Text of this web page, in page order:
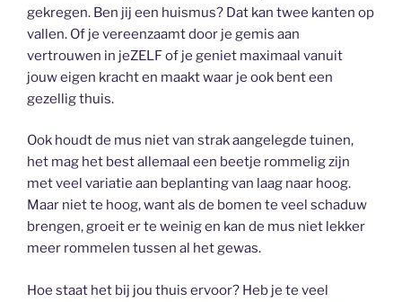
gekregen. Ben jij een huismus? Dat kan twee kanten op
vallen. Of je vereenzaamt door je gemis aan
vertrouwen in jeZELF of je geniet maximaal vanuit
jouw eigen kracht en maakt waar je ook bent een
gezellig thuis.
Ook houdt de mus niet van strak aangelegde tuinen,
het mag het best allemaal een beetje rommelig zijn
met veel variatie aan beplanting van laag naar hoog.
Maar niet te hoog, want als de bomen te veel schaduw
brengen, groeit er te weinig en kan de mus niet lekker
meer rommelen tussen al het gewas.
Hoe staat het bij jou thuis ervoor? Heb je te veel